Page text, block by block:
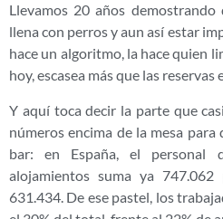
Llevamos 20 años
llena con perros y aun así estar
hace un algoritmo, la hace quien
hoy, escasea más que las reservas
Y aquí toca decir la parte que
números encima de la mesa
bar: en España, el personal
alojamientos suma ya 747.062
631.434. De ese pastel, los